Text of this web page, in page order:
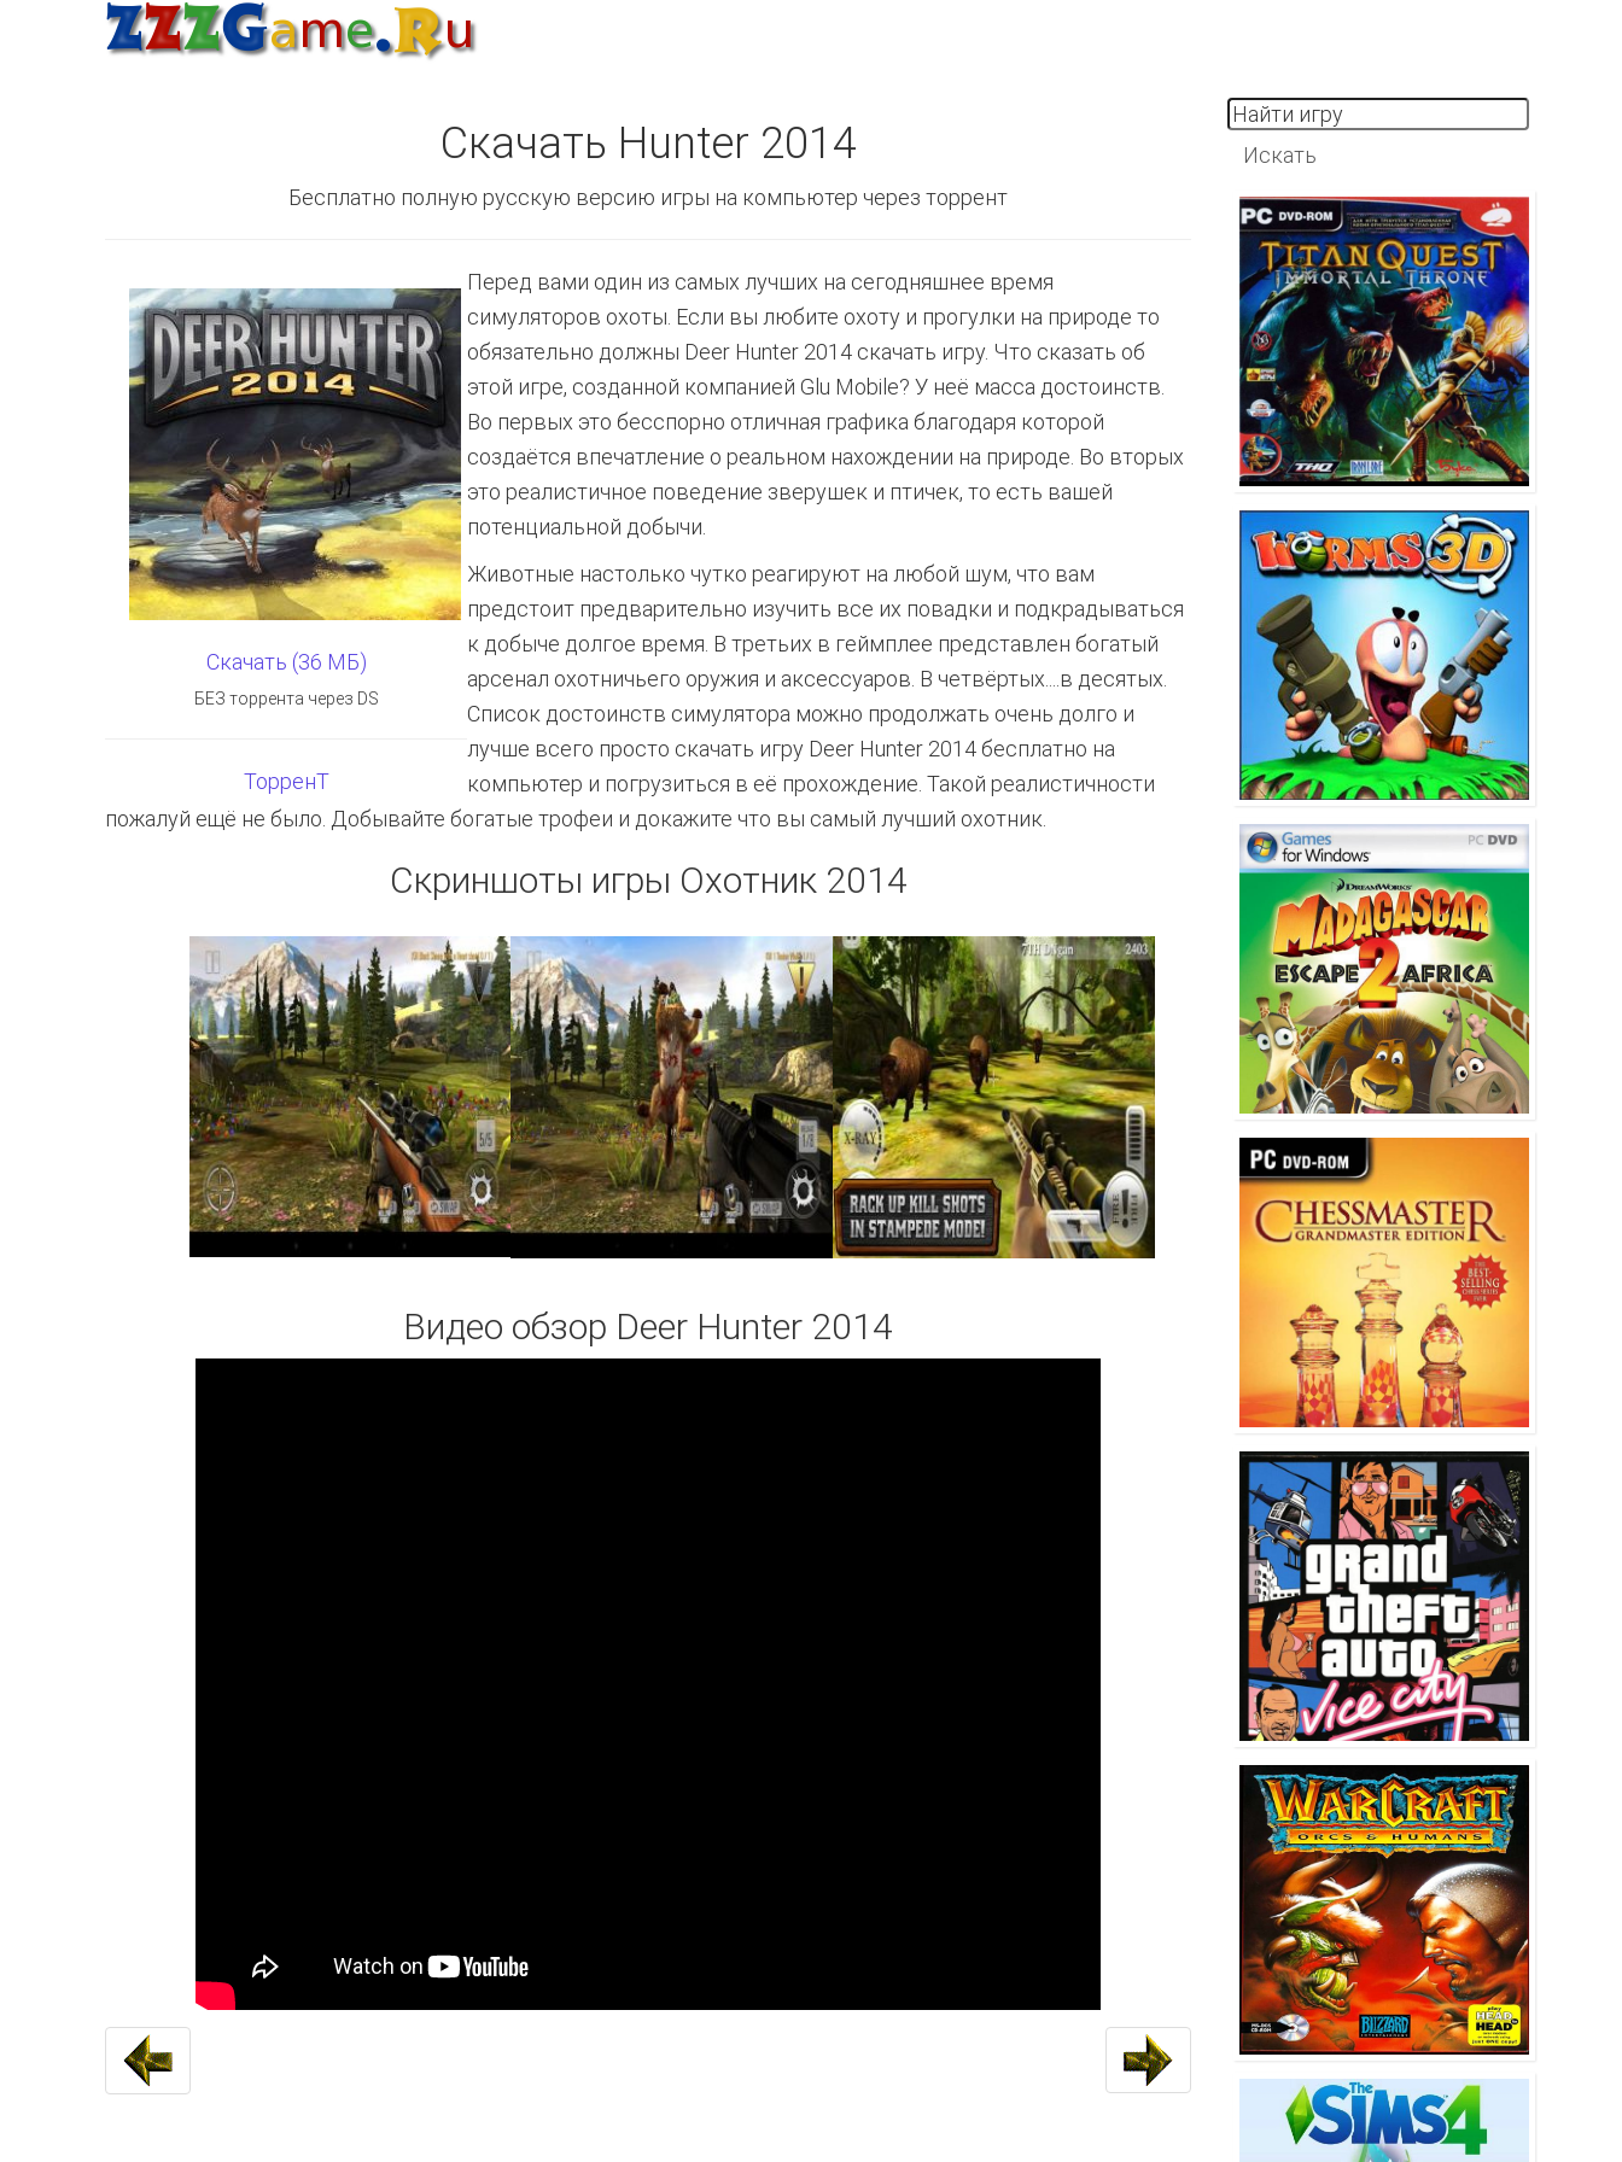
Скачать Hunter 2014
Бесплатно полную русскую версию игры на компьютер через торрент
Скачать (36 МБ)
БЕЗ торрента через DS
ТорренТ
Перед вами один из самых лучших на сегодняшнее время
симуляторов охоты. Если вы любите охоту и прогулки на природе то
обязательно должны Deer Hunter 2014 скачать игру. Что сказать об
этой игре, созданной компанией Glu Mobile? У неё масса достоинств.
Во первых это бесспорно отличная графика благодаря которой
создаётся впечатление о реальном нахождении на природе. Во вторых
это реалистичное поведение зверушек и птичек, то есть вашей
потенциальной добычи.
Животные настолько чутко реагируют на любой шум, что вам
предстоит предварительно изучить все их повадки и подкрадываться
к добыче долгое время. В третьих в геймплее представлен богатый
арсенал охотничьего оружия и аксессуаров. В четвёртых....в десятых.
Список достоинств симулятора можно продолжать очень долго и
лучше всего просто скачать игру Deer Hunter 2014 бесплатно на
компьютер и погрузиться в её прохождение. Такой реалистичности
пожалуй ещё не было. Добывайте богатые трофеи и докажите что вы самый лучший охотник.
Скриншоты игры Охотник 2014
Видео обзор Deer Hunter 2014